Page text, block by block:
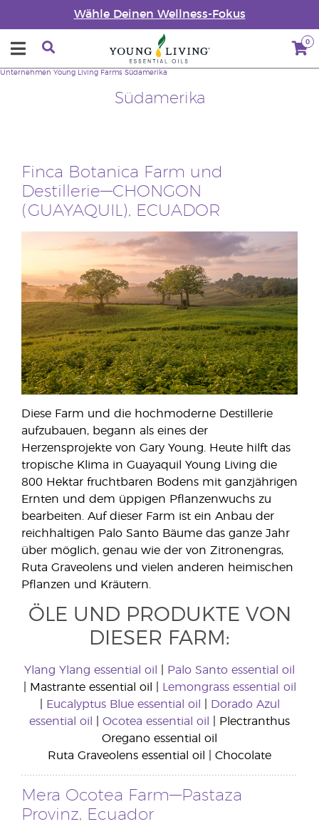
Wähle Deinen Wellness-Fokus
0
Südamerika
Unternehmen Young Living Farms Südamerika
Finca Botanica Farm und
Destillerie—CHONGON
(GUAYAQUIL), ECUADOR
Diese Farm und die hochmoderne Destillerie
aufzubauen, begann als eines der
Herzensprojekte von Gary Young. Heute hilft das
tropische Klima in Guayaquil Young Living die
800 Hektar fruchtbaren Bodens mit ganzjährigen
Ernten und dem üppigen Pflanzenwuchs zu
bearbeiten. Auf dieser Farm ist ein Anbau der
reichhaltigen Palo Santo Bäume das ganze Jahr
über möglich, genau wie der von Zitronengras,
Ruta Graveolens und vielen anderen heimischen
Pflanzen und Kräutern.
ÖLE UND PRODUKTE VON
DIESER FARM:
Ylang Ylang essential oil
Palo Santo essential oil
| Mastrante essential oil |
Lemongrass essential oil
Eucalyptus Blue essential oil
Dorado Azul
essential oil
Ocotea essential oil
| Plectranthus
Oregano essential oil
Ruta Graveolens essential oil | Chocolate
Mera Ocotea Farm—Pastaza
Provinz, Ecuador